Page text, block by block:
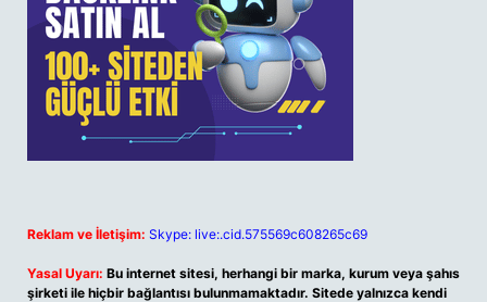
Reklam ve İletişim: Skype: live:.cid.575569c608265c69
Yasal Uyarı: Bu internet sitesi, herhangi bir marka, kurum veya şahıs
şirketi ile hiçbir bağlantısı bulunmamaktadır. Sitede yalnızca kendi